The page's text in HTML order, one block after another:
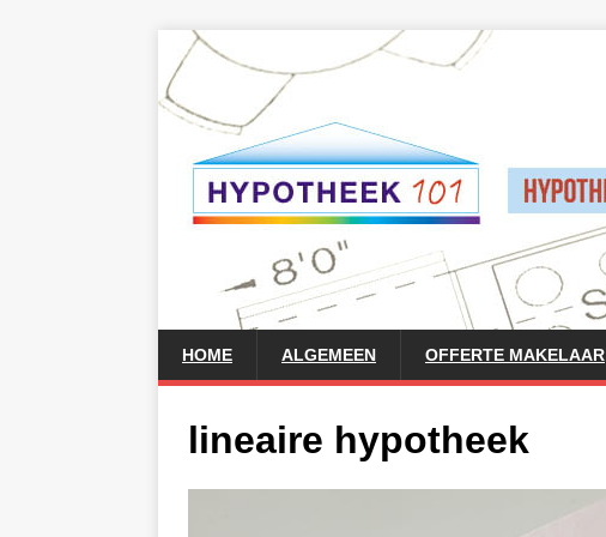
HOME ALGEMEEN OFFERTE MAKELAAR
lineaire hypotheek